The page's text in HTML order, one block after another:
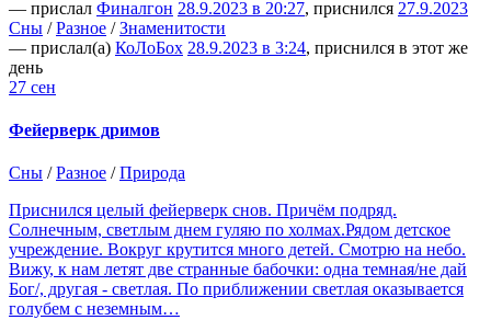
— прислал Финалгон 28.9.2023 в 20:27, приснился 27.9.2023
Сны /Разное /Знаменитости
— прислал(а) КоЛоБох 28.9.2023 в 3:24, приснился в этот же
день
27 сен
Фейерверк дримов
Сны /Разное /Природа
Приснился целый фейерверк снов. Причём подряд.
Солнечным, светлым днем гуляю по холмах.Рядом детское
учреждение. Вокруг крутится много детей. Смотрю на небо.
Вижу, к нам летят две странные бабочки: одна темная/не дай
Бог/, другая - светлая. По приближении светлая оказывается
голубем с неземным…